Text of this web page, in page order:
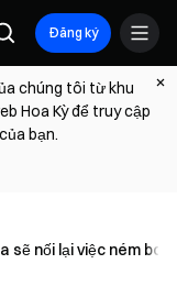
Đăng ký
chúng tôi từ khu
Hoa Kỳ để truy cập
bạn.
sẽ nối lại việc ném